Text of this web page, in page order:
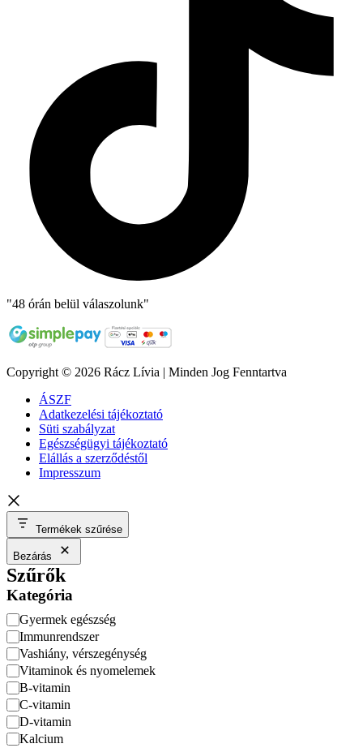
"48 órán belül válaszolunk"
Copyright © 2026 Rácz Lívia | Minden Jog Fenntartva
ÁSZF
Adatkezelési tájékoztató
Süti szabályzat
Egészségügyi tájékoztató
Elállás a szerződéstől
Impresszum
Termékek szűrése
Bezárás
Szűrők
Kategória
Kategória
Gyermek egészség
Immunrendszer
Vashiány, vérszegénység
Vitaminok és nyomelemek
B-vitamin
C-vitamin
D-vitamin
Kalcium